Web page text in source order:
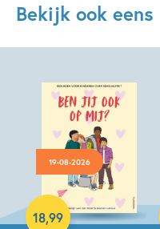
Bekijk ook eens
19-08-2026
18,99
Hardcover